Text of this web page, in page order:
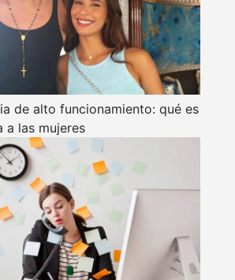
de alto funcionamiento: qué es
a las mujeres